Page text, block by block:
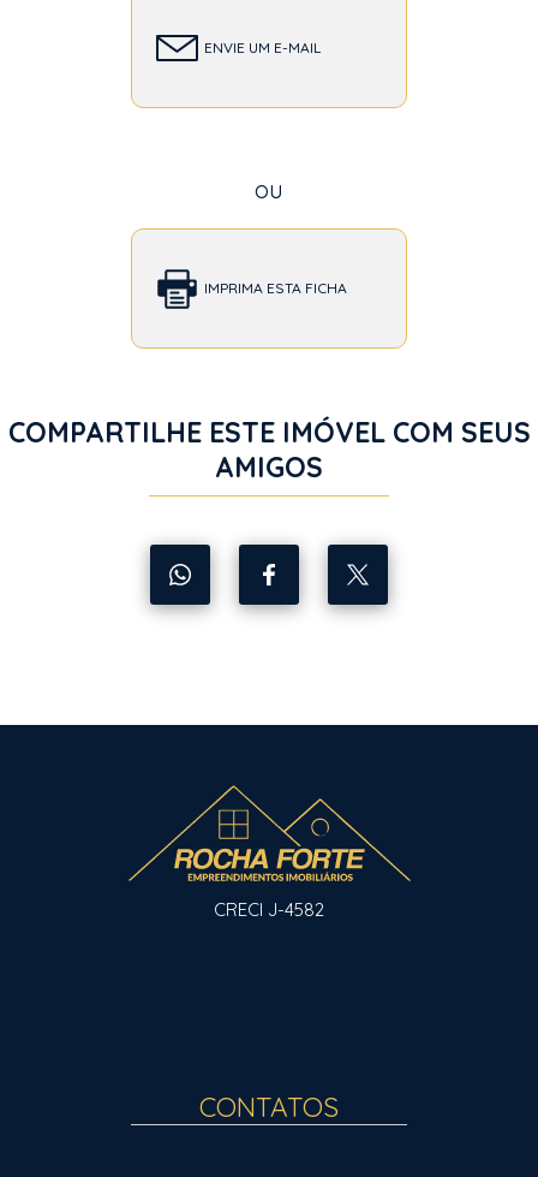
ENVIE UM E-MAIL
ou
IMPRIMA ESTA FICHA
COMPARTILHE ESTE IMÓVEL COM SEUS
AMIGOS
CRECI J-4582
CONTATOS